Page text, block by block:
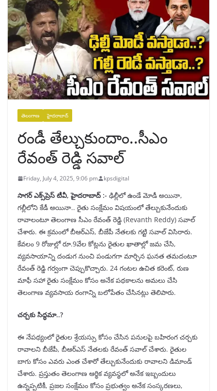
తెలంగాణ హైదరాబాద్
రండీ తేల్చుకుందాం..సీఎం
రేవంత్ రెడ్డి సవాల్
Friday, July 4, 2025, 9:06 pm kpsdigital
సాగర్ ఎక్స్‌ప్రెస్ టీవీ, హైదరాబాద్ :- ఢిల్లీలో ఉండే మోడీ అయినా,
గల్లీలోని కేడీ అయినా.. రైతు సంక్షేమం విషయంలో తేల్చుకునేందుకు
రావాలంటూ తెలంగాణ సీఎం రేవంత్ రెడ్డి (Revanth Reddy) సవాల్
చేశారు. ఈ క్రమంలో బీఆర్ఎస్, బీజేపీ నేతలకు గట్టి సవాల్ విసిరారు.
కేవలం 9 రోజుల్లో రూ.9వేల కోట్లను రైతుల ఖాతాల్లో జమ చేసి,
వ్యవసాయాన్ని దండుగ నుంచి పండుగగా మార్చిన ఘనత తమదంటూ
రేవంత్ రెడ్డి గర్వంగా చెప్పుకొచ్చారు. 24 గంటల ఉచిత కరెంట్, రుణ
మాఫీ సహా రైతు సంక్షేమం కోసం అనేక పథకాలను అమలు చేసి
తెలంగాణ వ్యవసాయ రంగాన్ని బలోపేతం చేసినట్లు తెలిపారు.
చర్చకు సిద్ధమా..?
ఈ నేపథ్యంలో రైతుల శ్రేయస్సు కోసం చేసిన పనులపై బహిరంగ చర్చకు
రావాలని బీజేపీ, బీఆర్ఎస్ నేతలకు రేవంత్ సవాల్ చేశారు. రైతుల
బాగు కోసం ఎవరు ఎంత చేశారో తేల్చుకునేందుకు రావాలని డిమాండ్
చేశారు. ప్రస్తుతం తెలంగాణ ఆర్థిక వ్యవస్థలో అనేక ఇబ్బందులు
ఉన్నప్పటికీ, ప్రజల సంక్షేమం కోసం ప్రభుత్వం అనేక సంస్కరణలు,